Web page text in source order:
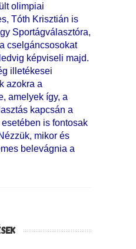
olimpiai
Tóth Krisztián is
Sportágválasztóra,
cselgáncsosokat
képviseli majd.
illetékesei
azokra a
amelyek így, a
kapcsán a
is fontosak
mikor és
belevágnia a